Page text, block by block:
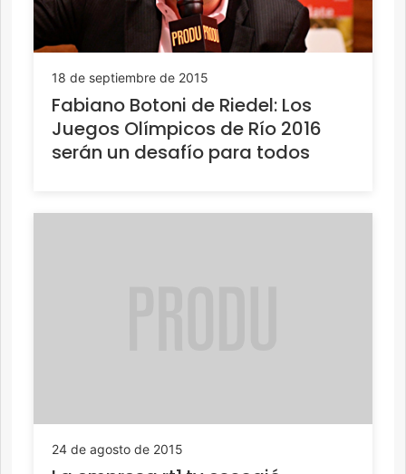
18 de septiembre de 2015
Fabiano Botoni de Riedel: Los
Juegos Olímpicos de Río 2016
serán un desafío para todos
24 de agosto de 2015